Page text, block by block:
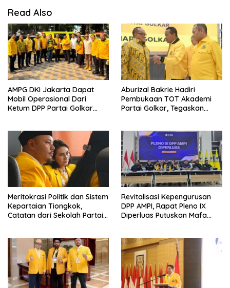
Read Also
AMPG DKI Jakarta Dapat
Mobil Operasional Dari
Ketum DPP Partai Golkar
Aburizal Bakrie Hadiri
Pembukaan TOT Akademi
Partai Golkar, Tegaskan
Meritokrasi Politik dan Sistem
Kepartaian Tiongkok,
Catatan dari Sekolah Partai
Revitalisasi Kepengurusan
DPP AMPI, Rapat Pleno IX
Diperluas Putuskan Mafa